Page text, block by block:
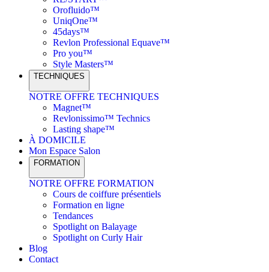
Orofluido™
UniqOne™
45days™
Revlon Professional Equave™
Pro you™
Style Masters™
TECHNIQUES
NOTRE OFFRE TECHNIQUES
Magnet™
Revlonissimo™ Technics
Lasting shape™
À DOMICILE
Mon Espace Salon
FORMATION
NOTRE OFFRE FORMATION
Cours de coiffure présentiels
Formation en ligne
Tendances
Spotlight on Balayage
Spotlight on Curly Hair
Blog
Contact